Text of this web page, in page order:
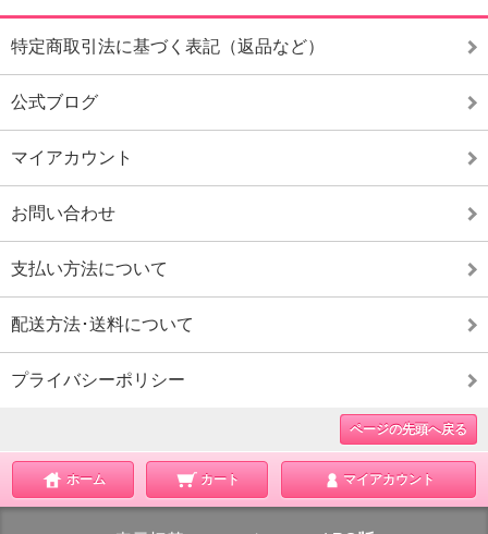
特定商取引法に基づく表記（返品など）
公式ブログ
マイアカウント
お問い合わせ
支払い方法について
配送方法･送料について
プライバシーポリシー
ページの先頭へ戻る
ホーム カート マイアカウント